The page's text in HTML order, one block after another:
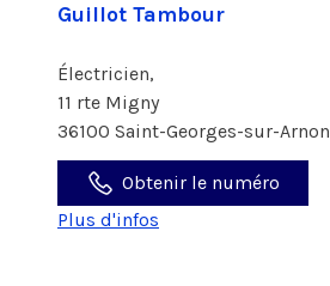
Guillot Tambour
Électricien,
11 rte Migny
36100 Saint-Georges-sur-Arnon
Obtenir le numéro
Plus d'infos